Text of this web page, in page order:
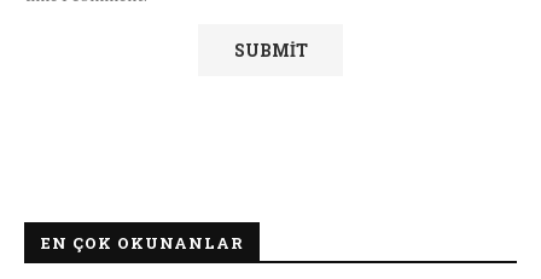
EN ÇOK OKUNANLAR